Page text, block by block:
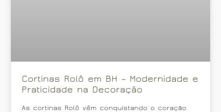
Cortinas Rolô em BH – Modernidade e
Praticidade na Decoração
As cortinas Rolô vêm conquistando o coração